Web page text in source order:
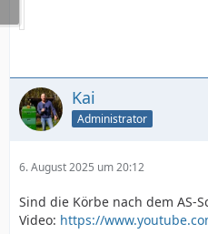
Kai
Administrator
6. August 2025 um 20:12
Sind die Körbe nach dem AS-
Video: https://